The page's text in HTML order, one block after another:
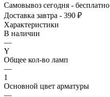
Самовывоз сегодня - бесплатно
Доставка завтра - 390 ₽
Характеристики
В наличии
—
Y
Общее кол-во ламп
—
1
Основной цвет арматуры
—